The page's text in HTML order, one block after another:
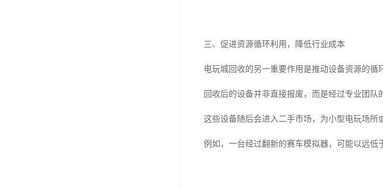
三、促进资源循环利用，降低行业成本
电玩城回收的另一重要作用是推动设备资源的循
回收后的设备并非直接报废，而是经过专业团队
这些设备随后会进入二手市场，为小型电玩场所
例如，一台经过翻新的赛车模拟器，可能以远低